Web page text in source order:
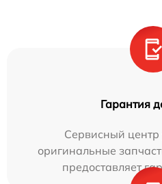
Гарантия
Сервисный центр
оригинальные
предоставляет